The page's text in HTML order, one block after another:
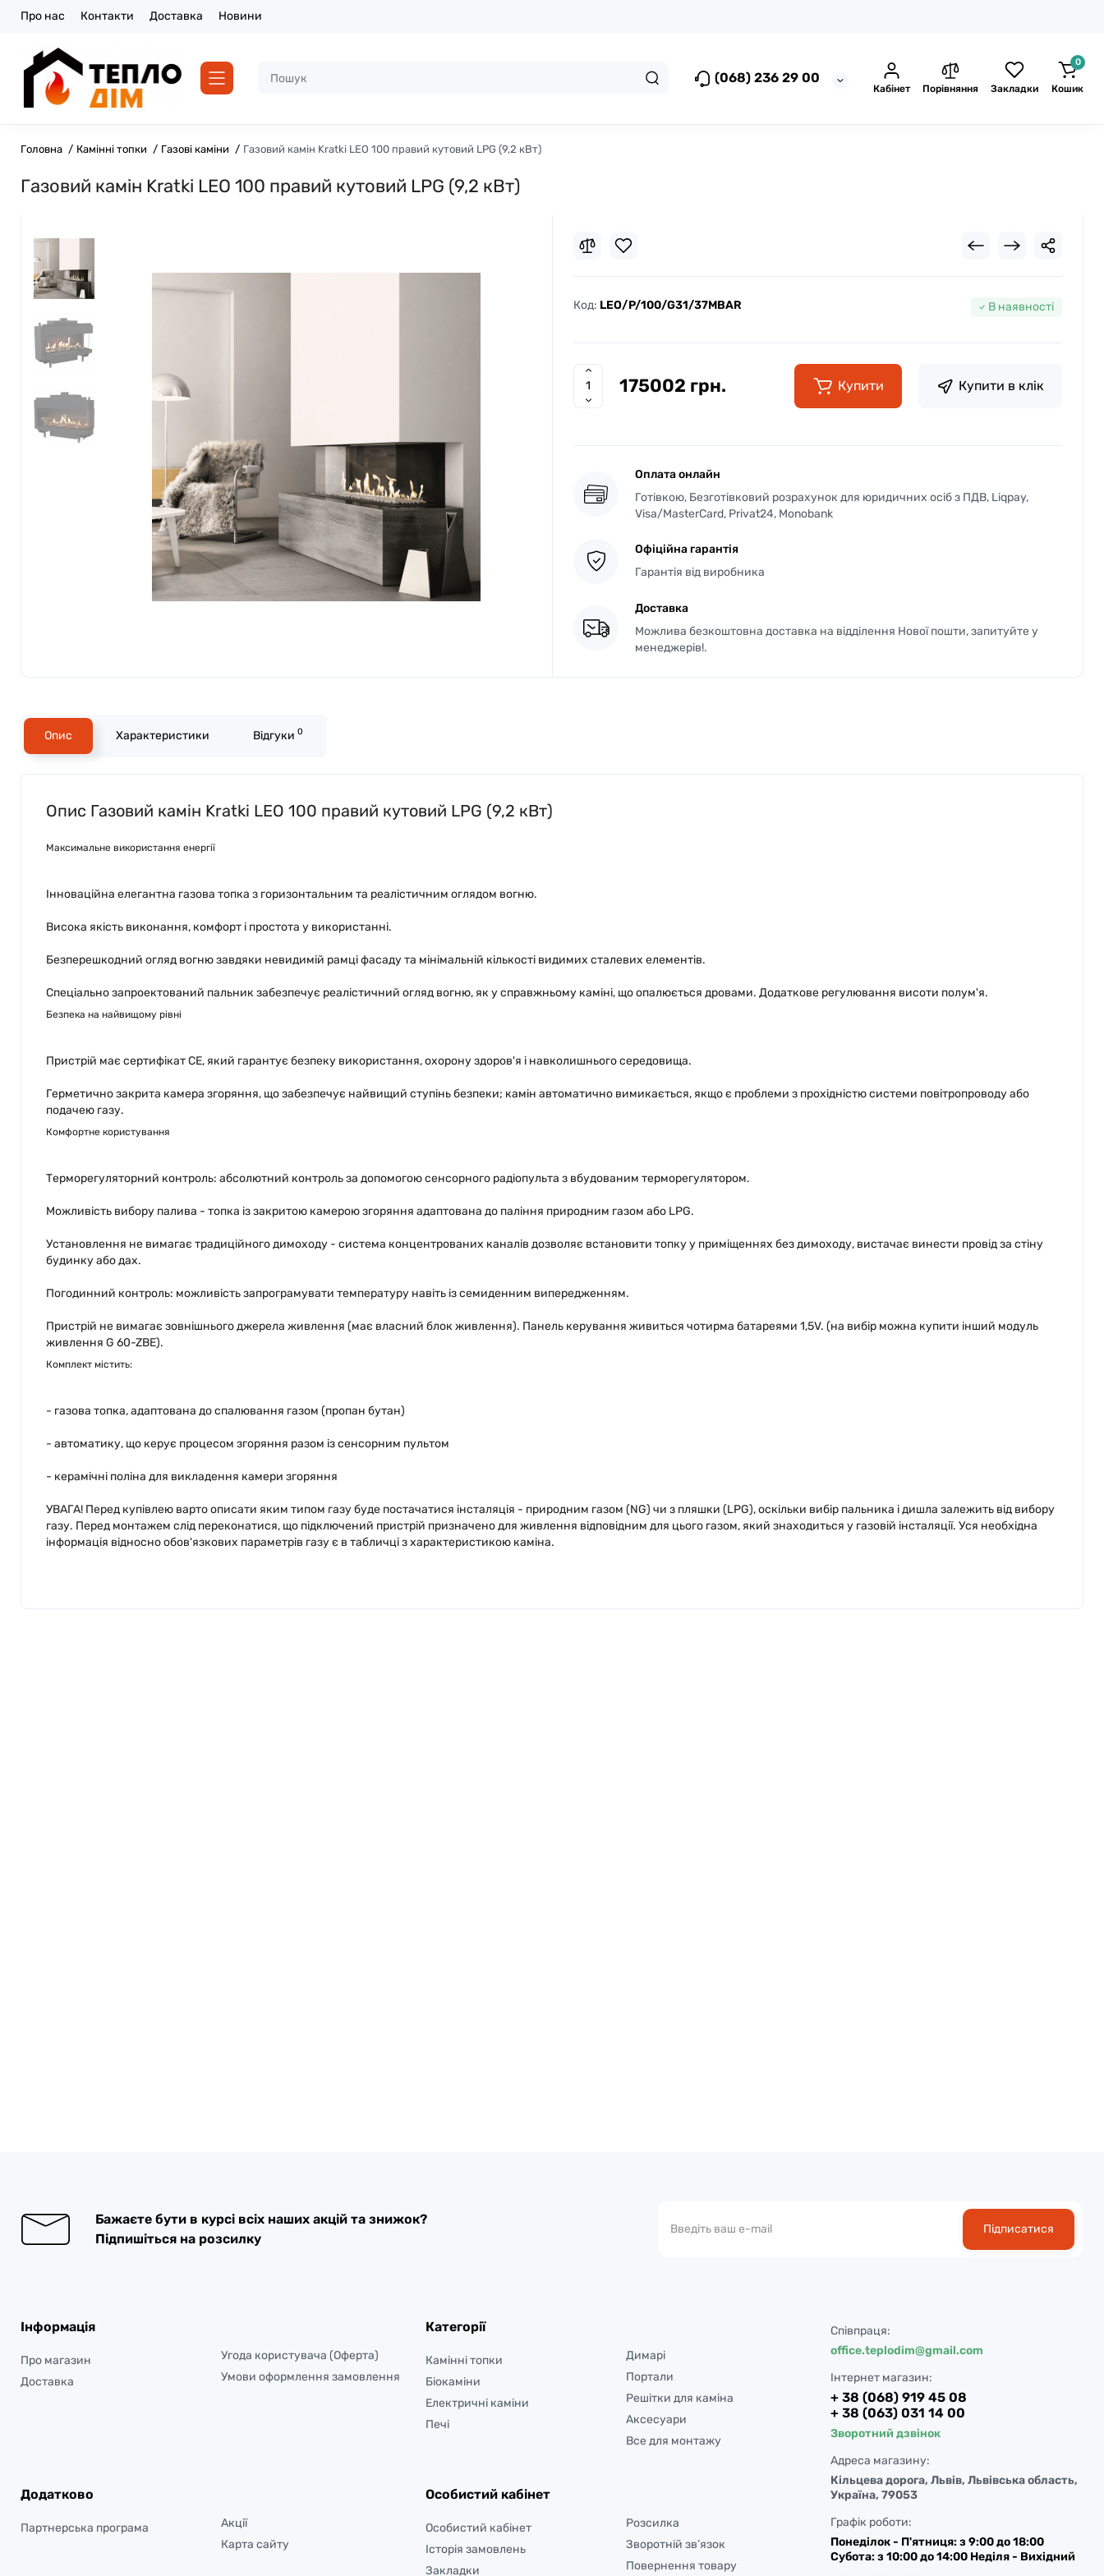
Про нас Контакти Доставка Новини
(068) 236 29 00
Кабінет Порівняння Закладки
0
Кошик
Головна Камінні топки Газові каміни Газовий камін Kratki LEO 100 правий кутовий LPG (9,2 кВт)
Газовий камін Kratki LEO 100 правий кутовий LPG (9,2 кВт)
Код: LEO/P/100/G31/37MBAR В наявності
175002 грн. Купити Купити в клік
Оплата онлайн
Готівкою, Безготівковий розрахунок для юридичних осіб з ПДВ, Liqpay,
Visa/MasterCard, Privat24, Monobank
Офіційна гарантія
Гарантія від виробника
Доставка
Можлива безкоштовна доставка на відділення Нової пошти, запитуйте у
менеджерів!.
Опис Характеристики Відгуки 0
Опис Газовий камін Kratki LEO 100 правий кутовий LPG (9,2 кВт)
Максимальне використання енергії
Інноваційна елегантна газова топка з горизонтальним та реалістичним оглядом вогню.
Висока якість виконання, комфорт і простота у використанні.
Безперешкодний огляд вогню завдяки невидимій рамці фасаду та мінімальній кількості видимих сталевих елементів.
Спеціально запроектований пальник забезпечує реалістичний огляд вогню, як у справжньому каміні, що опалюється дровами. Додаткове регулювання висоти полум'я.
Безпека на найвищому рівні
Пристрій має сертифікат СЕ, який гарантує безпеку використання, охорону здоров'я і навколишнього середовища.
Герметично закрита камера згоряння, що забезпечує найвищий ступінь безпеки; камін автоматично вимикається, якщо є проблеми з прохідністю системи повітропроводу або
подачею газу.
Комфортне користування
Терморегуляторний контроль: абсолютний контроль за допомогою сенсорного радіопульта з вбудованим терморегулятором.
Можливість вибору палива - топка із закритою камерою згоряння адаптована до паління природним газом або LPG.
Установлення не вимагає традиційного димоходу - система концентрованих каналів дозволяє встановити топку у приміщеннях без димоходу, вистачає винести провід за стіну
будинку або дах.
Погодинний контроль: можливість запрограмувати температуру навіть із семиденним випередженням.
Пристрій не вимагає зовнішнього джерела живлення (має власний блок живлення). Панель керування живиться чотирма батареями 1,5V. (на вибір можна купити інший модуль
живлення G 60-ZBE).
Комплект містить:
- газова топка, адаптована до спалювання газом (пропан бутан)
- автоматику, що керує процесом згоряння разом із сенсорним пультом
- керамічні поліна для викладення камери згоряння
УВАГА! Перед купівлею варто описати яким типом газу буде постачатися інсталяція - природним газом (NG) чи з пляшки (LPG), оскільки вибір пальника і дишла залежить від вибору
газу. Перед монтажем слід переконатися, що підключений пристрій призначено для живлення відповідним для цього газом, який знаходиться у газовій інсталяції. Уся необхідна
інформація відносно обов'язкових параметрів газу є в табличці з характеристикою каміна.
Бажаєте бути в курсі всіх наших акцій та знижок?
Підпишіться на розсилку
Підписатися
Інформація
Про магазин
Доставка
Угода користувача (Оферта)
Умови оформлення замовлення
Категорії
Камінні топки
Біокаміни
Електричні каміни
Печі
Димарі
Портали
Решітки для каміна
Аксесуари
Все для монтажу
Додатково
Партнерська програма
Акції
Карта сайту
Особистий кабінет
Особистий кабінет
Історія замовлень
Закладки
Розсилка
Зворотній зв’язок
Повернення товару
Співпраця:
office.teplodim@gmail.com
Інтернет магазин:
+ 38 (068) 919 45 08
+ 38 (063) 031 14 00
Зворотний дзвінок
Адреса магазину:
Кільцева дорога, Львів, Львівська область,
Україна, 79053
Графік роботи:
Понеділок - П'ятниця: з 9:00 до 18:00
Субота: з 10:00 до 14:00 Неділя - Вихідний